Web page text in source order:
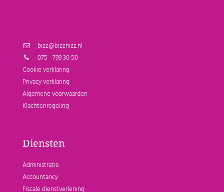
bizz@bizznizz.nl
075 - 799 30 50
Cookie verklaring
Privacy verklaring
Algemene voorwaarden
Klachtenregeling
Diensten
Administratie
Accountancy
Fiscale dienstverlening